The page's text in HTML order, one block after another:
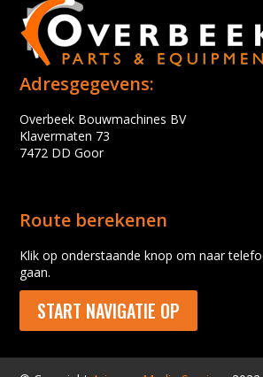
Adresgegevens:
Overbeek Bouwmachines BV
Klavermaten 73
7472 DD Goor
Route berekenen
Klik op onderstaande knop om naar
gaan.
START NAVIGATIE OP